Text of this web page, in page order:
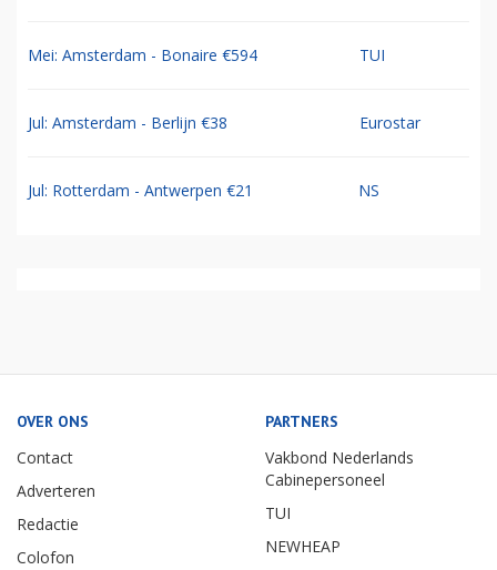
Mei: Amsterdam - Bonaire €594 TUI
Jul: Amsterdam - Berlijn €38 Eurostar
Jul: Rotterdam - Antwerpen €21 NS
OVER ONS
Contact
Adverteren
Redactie
Colofon
PARTNERS
Vakbond Nederlands
Cabinepersoneel
TUI
NEWHEAP